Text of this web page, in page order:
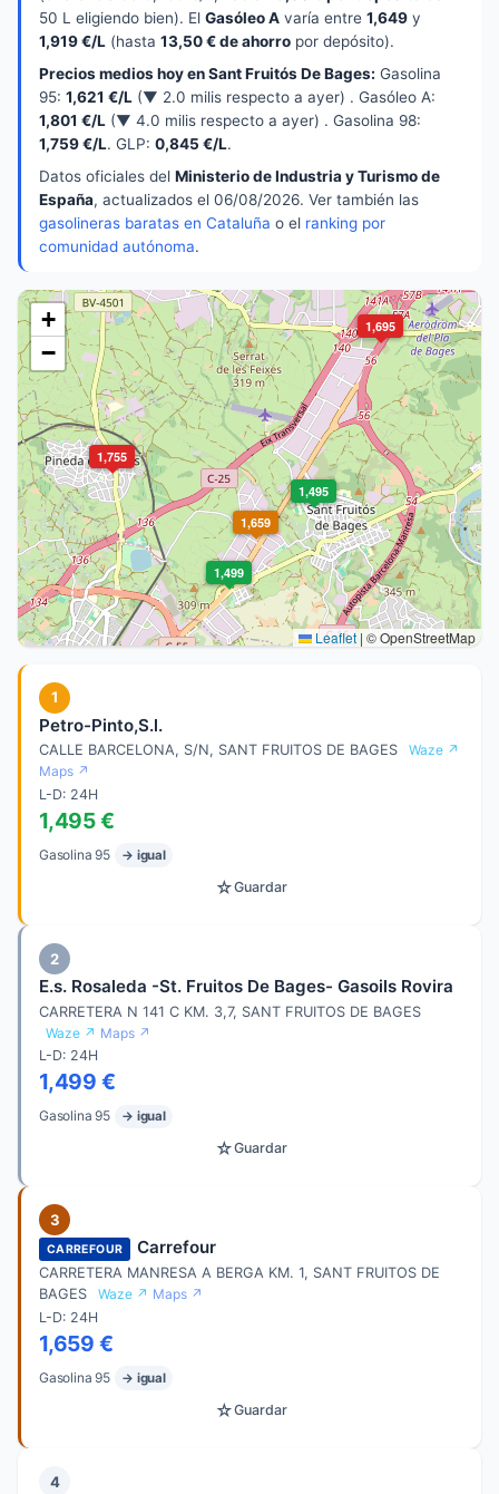
50 L eligiendo bien). El Gasóleo A varía entre 1,649 y
1,919 €/L (hasta 13,50 € de ahorro por depósito).
Precios medios hoy en Sant Fruitós De Bages: Gasolina
95: 1,621 €/L (▼ 2.0 milis respecto a ayer) . Gasóleo A:
1,801 €/L (▼ 4.0 milis respecto a ayer) . Gasolina 98:
1,759 €/L. GLP: 0,845 €/L.
Datos oficiales del Ministerio de Industria y Turismo de
España, actualizados el 06/08/2026. Ver también las
gasolineras baratas en Cataluña o el ranking por
comunidad autónoma.
1,495
1,499
1,659
1,695
1,755
+
−
Leaflet | © OpenStreetMap
1
Petro-Pinto,S.l.
CALLE BARCELONA, S/N, SANT FRUITOS DE BAGES
Waze ↗
Maps ↗
L-D: 24H
1,495 €
Gasolina 95 → igual
☆Guardar
2
E.s. Rosaleda -St. Fruitos De Bages- Gasoils Rovira
CARRETERA N 141 C KM. 3,7, SANT FRUITOS DE BAGES
Waze ↗ Maps ↗
L-D: 24H
1,499 €
Gasolina 95 → igual
☆Guardar
3
CARREFOUR Carrefour
CARRETERA MANRESA A BERGA KM. 1, SANT FRUITOS DE
BAGES
Waze ↗ Maps ↗
L-D: 24H
1,659 €
Gasolina 95 → igual
☆Guardar
4